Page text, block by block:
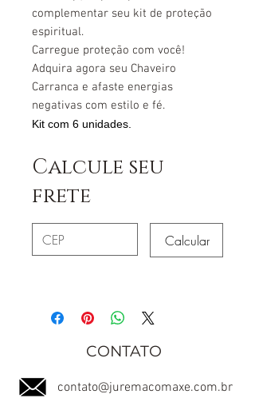
complementar seu kit de proteção
espiritual.
Carregue proteção com você!
Adquira agora seu Chaveiro
Carranca e afaste energias
negativas com estilo e fé.
Kit com 6 unidades.
Calcule seu
frete
Calcular
CONTATO
contato@juremacomaxe.com.br